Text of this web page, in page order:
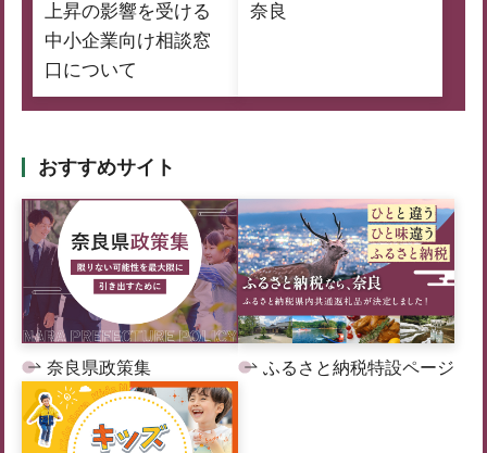
上昇の影響を受ける
中小企業向け相談窓
口について
奈良
おすすめサイト
奈良県政策集 ふるさと納税特設ページ